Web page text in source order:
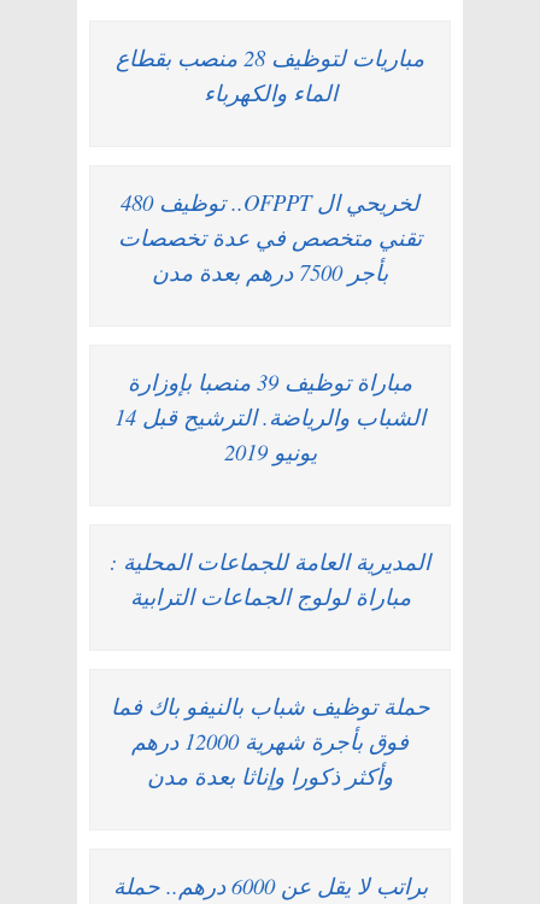
مباريات لتوظيف 28 منصب بقطاع
الماء والكهرباء
لخريحي ال OFPPT.. توظيف 480
تقني متخصص في عدة تخصصات
بأجر 7500 درهم بعدة مدن
مباراة توظيف 39 منصبا بإوزارة
الشباب والرياضة. الترشيح قبل 14
يونيو 2019
المديرية العامة للجماعات المحلية :
مباراة لولوج الجماعات الترابية
حملة توظيف شباب بالنيفو باك فما
فوق بأجرة شهرية 12000 درهم
وأكثر ذكورا وإناثا بعدة مدن
براتب لا يقل عن 6000 درهم.. حملة